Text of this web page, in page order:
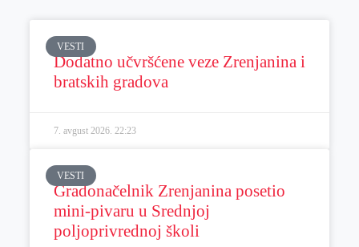
VESTI
Dodatno učvršćene veze Zrenjanina i
bratskih gradova
7. avgust 2026. 22:23
VESTI
Gradonačelnik Zrenjanina posetio
mini-pivaru u Srednjoj
poljoprivrednoj školi